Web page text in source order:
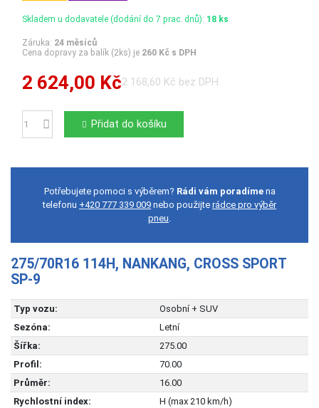
Skladem u dodavatele (dodání do 7 prac. dnů): 18 ks
Záruka: 24 měsíců
Cena dopravy za balík (2ks) je 260 Kč s DPH
2 624,00 Kč2 168,60 Kč bez DPH
Počet Přidat do košíku
Potřebujete pomoci s výběrem? Rádi vám poradímena
telefonu +420 777 339 009 nebo použijte rádce pro výběr
pneu.
275/70R16 114H, NANKANG, CROSS SPORT
SP-9
Typ vozu:
Osobní + SUV
Sezóna:
Letní
Šířka:
275.00
Profil:
70.00
Průměr:
16.00
Rychlostní index:
H (max 210 km/h)